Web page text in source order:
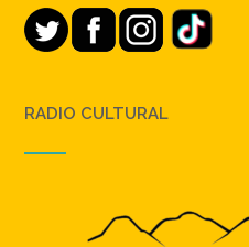
RADIO CULTURAL